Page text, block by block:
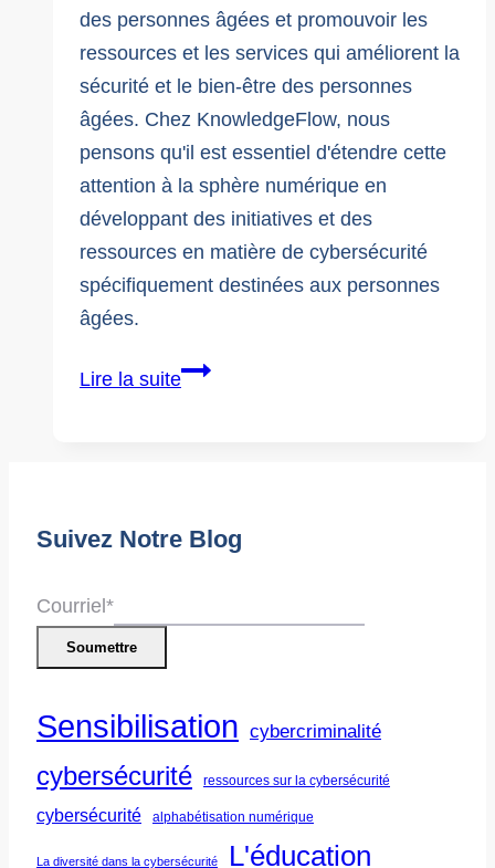
des personnes âgées et promouvoir les
ressources et les services qui améliorent la
sécurité et le bien-être des personnes
âgées. Chez KnowledgeFlow, nous
pensons qu'il est essentiel d'étendre cette
attention à la sphère numérique en
développant des initiatives et des
ressources en matière de cybersécurité
spécifiquement destinées aux personnes
âgées.
Lire la suite15
de
personnes
âgées
Suivez Notre Blog
Courriel*
Soumettre
Sensibilisation cybercriminalité
cybersécurité ressources sur la cybersécurité
cybersécurité alphabétisation numérique
La diversité dans la cybersécurité L'éducation